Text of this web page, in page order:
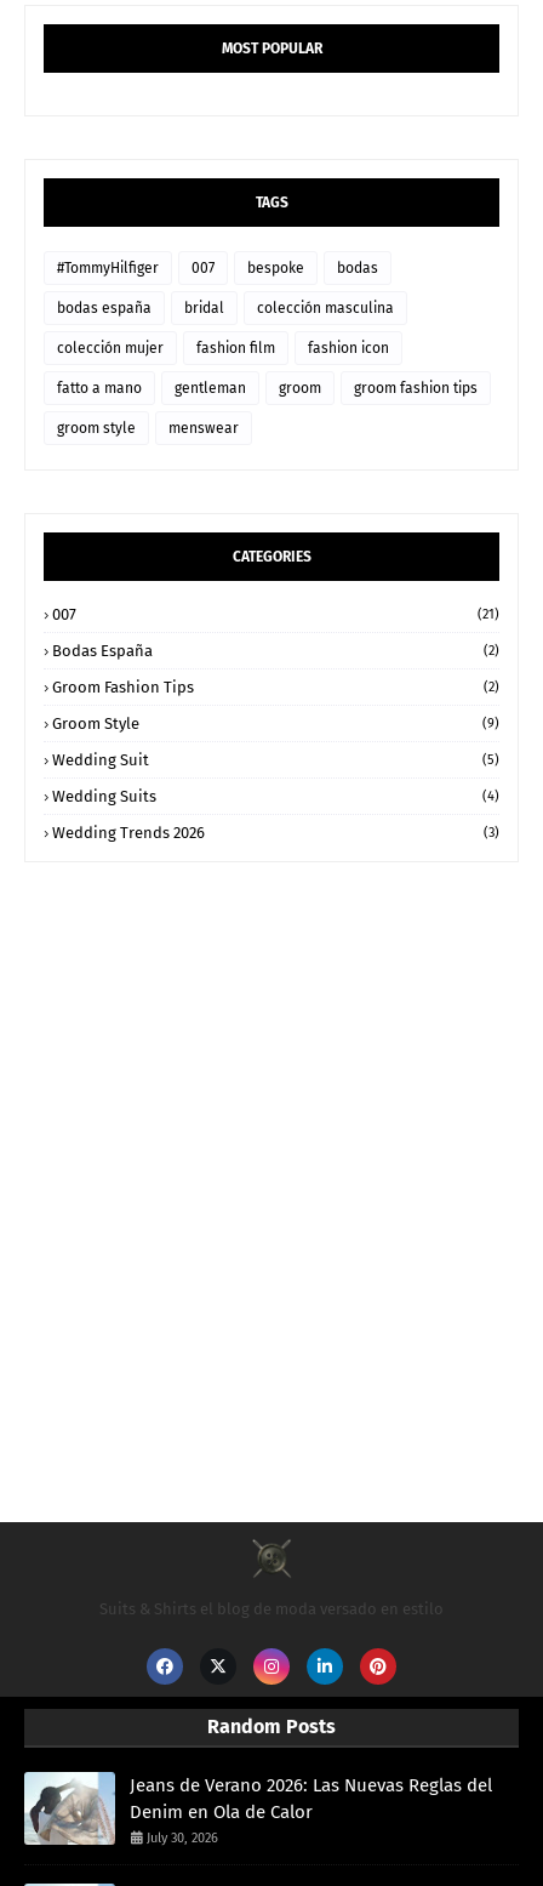
MOST POPULAR
TAGS
#TommyHilfiger 007 bespoke bodas
bodas españa bridal colección masculina
colección mujer fashion film fashion icon
fatto a mano gentleman groom groom fashion tips
groom style menswear
CATEGORIES
007 (21)
Bodas España (2)
Groom Fashion Tips (2)
Groom Style (9)
Wedding Suit (5)
Wedding Suits (4)
Wedding Trends 2026 (3)
Suits & Shirts el blog de moda versado en estilo
Random Posts
Jeans de Verano 2026: Las Nuevas Reglas del
Denim en Ola de Calor
July 30, 2026